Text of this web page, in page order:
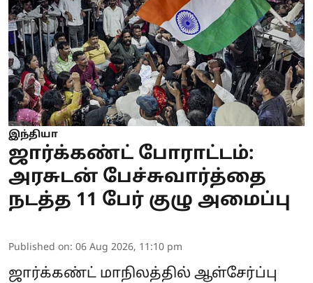
இந்தியா
ஜார்க்கண்ட் போராட்டம்:
அரசுடன் பேச்சுவார்த்தை
நடத்த 11 பேர் குழு அமைப்பு
Published on: 06 Aug 2026, 11:10 pm
ஜார்க்கண்ட் மாநிலத்தில் ஆள்சேர்ப்பு